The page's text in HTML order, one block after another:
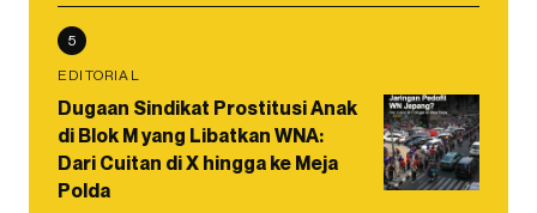
5
EDITORIAL
Dugaan Sindikat Prostitusi Anak
di Blok M yang Libatkan WNA:
Dari Cuitan di X hingga ke Meja
Polda